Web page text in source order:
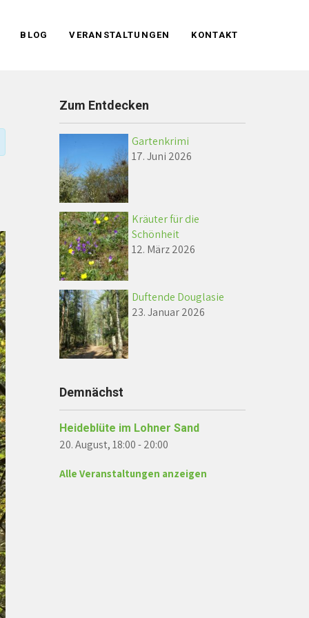
BLOG VERANSTALTUNGEN KONTAKT
Zum Entdecken
Gartenkrimi
17. Juni 2026
Kräuter für die
Schönheit
12. März 2026
Duftende Douglasie
23. Januar 2026
Demnächst
Heideblüte im Lohner Sand
20. August, 18:00-20:00
Alle Veranstaltungen anzeigen